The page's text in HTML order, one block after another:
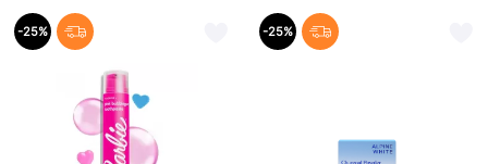
-25% -25%